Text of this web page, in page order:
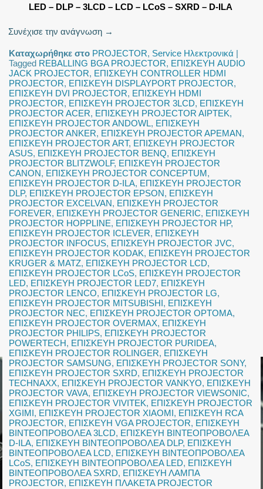
LED – DLP – 3LCD – LCD – LCoS – SXRD – D-ILA
Συνέχισε την ανάγνωση →
Καταχωρήθηκε στο PROJECTOR, Service Ηλεκτρονικά |
Tagged REBALLING BGA PROJECTOR, ΕΠΙΣΚΕΥΗ AUDIO
JACK PROJECTOR, ΕΠΙΣΚΕΥΗ CONTROLLER HDMI
PROJECTOR, ΕΠΙΣΚΕΥΗ DISPLAYPORT PROJECTOR,
ΕΠΙΣΚΕΥΗ DVI PROJECTOR, ΕΠΙΣΚΕΥΗ HDMI
PROJECTOR, ΕΠΙΣΚΕΥΗ PROJECTOR 3LCD, ΕΠΙΣΚΕΥΗ
PROJECTOR ACER, ΕΠΙΣΚΕΥΗ PROJECTOR AIPTEK,
ΕΠΙΣΚΕΥΗ PROJECTOR ANDOWL, ΕΠΙΣΚΕΥΗ
PROJECTOR ANKER, ΕΠΙΣΚΕΥΗ PROJECTOR APEMAN,
ΕΠΙΣΚΕΥΗ PROJECTOR ART, ΕΠΙΣΚΕΥΗ PROJECTOR
ASUS, ΕΠΙΣΚΕΥΗ PROJECTOR BENQ, ΕΠΙΣΚΕΥΗ
PROJECTOR BLITZWOLF, ΕΠΙΣΚΕΥΗ PROJECTOR
CANON, ΕΠΙΣΚΕΥΗ PROJECTOR CONCEPTUM,
ΕΠΙΣΚΕΥΗ PROJECTOR D-ILA, ΕΠΙΣΚΕΥΗ PROJECTOR
DLP, ΕΠΙΣΚΕΥΗ PROJECTOR EPSON, ΕΠΙΣΚΕΥΗ
PROJECTOR EXCELVAN, ΕΠΙΣΚΕΥΗ PROJECTOR
FOREVER, ΕΠΙΣΚΕΥΗ PROJECTOR GENERIC, ΕΠΙΣΚΕΥΗ
PROJECTOR HOPPLINE, ΕΠΙΣΚΕΥΗ PROJECTOR HP,
ΕΠΙΣΚΕΥΗ PROJECTOR ICLEVER, ΕΠΙΣΚΕΥΗ
PROJECTOR INFOCUS, ΕΠΙΣΚΕΥΗ PROJECTOR JVC,
ΕΠΙΣΚΕΥΗ PROJECTOR KODAK, ΕΠΙΣΚΕΥΗ PROJECTOR
KRUGER & MATZ, ΕΠΙΣΚΕΥΗ PROJECTOR LCD,
ΕΠΙΣΚΕΥΗ PROJECTOR LCoS, ΕΠΙΣΚΕΥΗ PROJECTOR
LED, ΕΠΙΣΚΕΥΗ PROJECTOR LED7, ΕΠΙΣΚΕΥΗ
PROJECTOR LENCO, ΕΠΙΣΚΕΥΗ PROJECTOR LG,
ΕΠΙΣΚΕΥΗ PROJECTOR MITSUBISHI, ΕΠΙΣΚΕΥΗ
PROJECTOR NEC, ΕΠΙΣΚΕΥΗ PROJECTOR OPTOMA,
ΕΠΙΣΚΕΥΗ PROJECTOR OVERMAX, ΕΠΙΣΚΕΥΗ
PROJECTOR PHILIPS, ΕΠΙΣΚΕΥΗ PROJECTOR
POWERTECH, ΕΠΙΣΚΕΥΗ PROJECTOR PURIDEA,
ΕΠΙΣΚΕΥΗ PROJECTOR ROLINGER, ΕΠΙΣΚΕΥΗ
PROJECTOR SAMSUNG, ΕΠΙΣΚΕΥΗ PROJECTOR SONY,
ΕΠΙΣΚΕΥΗ PROJECTOR SXRD, ΕΠΙΣΚΕΥΗ PROJECTOR
TECHNAXX, ΕΠΙΣΚΕΥΗ PROJECTOR VANKYO, ΕΠΙΣΚΕΥΗ
PROJECTOR VAVA, ΕΠΙΣΚΕΥΗ PROJECTOR VIEWSONIC,
ΕΠΙΣΚΕΥΗ PROJECTOR VIVITEK, ΕΠΙΣΚΕΥΗ PROJECTOR
XGIMI, ΕΠΙΣΚΕΥΗ PROJECTOR XIAOMI, ΕΠΙΣΚΕΥΗ RCA
PROJECTOR, ΕΠΙΣΚΕΥΗ VGA PROJECTOR, ΕΠΙΣΚΕΥΗ
ΒΙΝΤΕΟΠΡΟΒΟΛΕΑ 3LCD, ΕΠΙΣΚΕΥΗ ΒΙΝΤΕΟΠΡΟΒΟΛΕΑ
D-ILA, ΕΠΙΣΚΕΥΗ ΒΙΝΤΕΟΠΡΟΒΟΛΕΑ DLP, ΕΠΙΣΚΕΥΗ
ΒΙΝΤΕΟΠΡΟΒΟΛΕΑ LCD, ΕΠΙΣΚΕΥΗ ΒΙΝΤΕΟΠΡΟΒΟΛΕΑ
LCoS, ΕΠΙΣΚΕΥΗ ΒΙΝΤΕΟΠΡΟΒΟΛΕΑ LED, ΕΠΙΣΚΕΥΗ
ΒΙΝΤΕΟΠΡΟΒΟΛΕΑ SXRD, ΕΠΙΣΚΕΥΗ ΛΑΜΠΑ
PROJECTOR, ΕΠΙΣΚΕΥΗ ΠΛΑΚΕΤΑ PROJECTOR